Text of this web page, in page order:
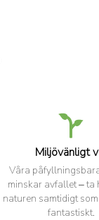
Miljövänligt
Våra
minskar avfallet – ta
naturen samtidigt
fantastiskt.